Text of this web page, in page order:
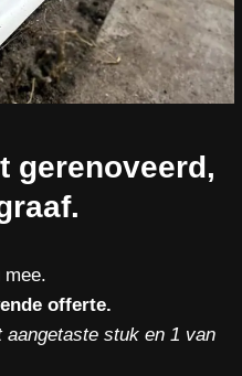
gerenoveerd,
mee.
offerte.
aangetaste stuk en 1 van